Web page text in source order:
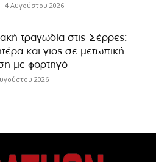
4 Αυγούστου 2026
τραγωδία στις Σέρρες:
και γιος σε μετωπική
με φορτηγό
2026